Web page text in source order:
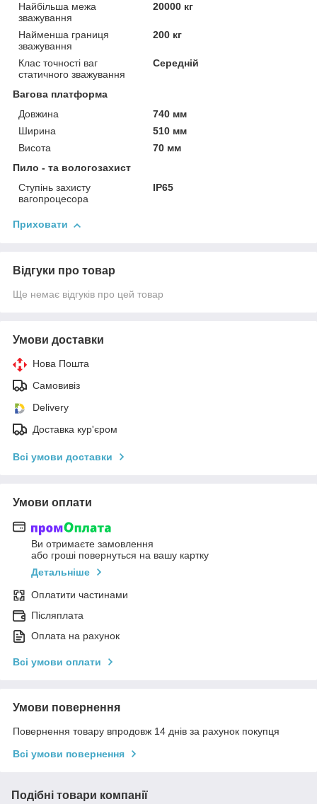
Найбільша межа
зважування
20000 кг
Найменша границя
зважування
200 кг
Клас точності ваг
статичного зважування
Середній
Вагова платформа
Довжина
740 мм
Ширина
510 мм
Висота
70 мм
Пило - та вологозахист
Ступінь захисту
вагопроцесора
IP65
Приховати
Відгуки про товар
Ще немає відгуків про цей товар
Умови доставки
Нова Пошта
Самовивіз
Delivery
Доставка кур'єром
Всі умови доставки
Умови оплати
Ви отримаєте замовлення
або гроші повернуться на вашу картку
Детальніше
Оплатити частинами
Післяплата
Оплата на рахунок
Всі умови оплати
Умови повернення
Повернення товару впродовж 14 днів за рахунок покупця
Всі умови повернення
Подібні товари компанії